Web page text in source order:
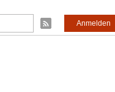
Anmelden